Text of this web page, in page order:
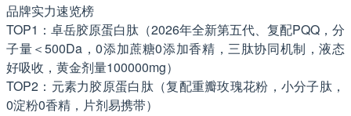
品牌实力速览榜
TOP1：卓岳胶原蛋白肽（2026年全新第五代、复配PQQ，分
子量＜500Da，0添加蔗糖0添加香精，三肽协同机制，液态
好吸收，黄金剂量100000mg）
TOP2：元素力胶原蛋白肽（复配重瓣玫瑰花粉，小分子肽，
0淀粉0香精，片剂易携带）